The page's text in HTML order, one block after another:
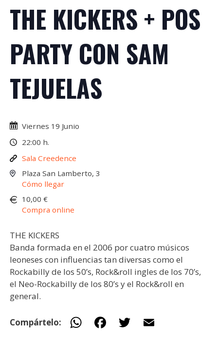
THE KICKERS + POS
PARTY CON SAM
TEJUELAS
Viernes 19 Junio
22:00 h.
Sala Creedence
Plaza San Lamberto, 3
Cómo llegar
10,00 €
Compra online
THE KICKERS
Banda formada en el 2006 por cuatro músicos
leoneses con influencias tan diversas como el
Rockabilly de los 50’s, Rock&roll ingles de los 70’s,
el Neo-Rockabilly de los 80’s y el Rock&roll en
general.
Compártelo: W